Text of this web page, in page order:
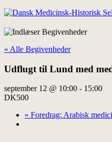
« Alle Begivenheder
Udflugt til Lund med
september 12 @ 10:00 - 15:00
DK500
« Foredrag: Arabisk